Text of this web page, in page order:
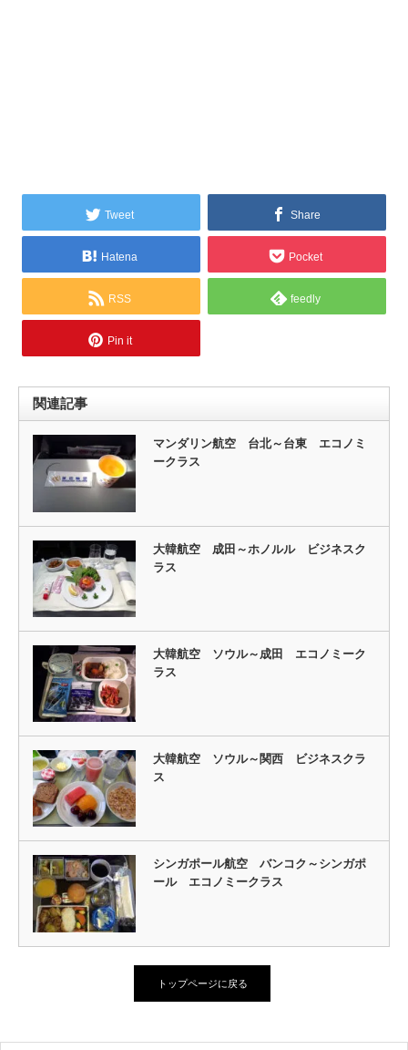
Tweet Share
Hatena Pocket
RSS feedly
Pin it
関連記事
マンダリン航空 台北～台東 エコノミ
ークラス
大韓航空 成田～ホノルル ビジネスク
ラス
大韓航空 ソウル～成田 エコノミーク
ラス
大韓航空 ソウル～関西 ビジネスクラ
ス
シンガポール航空 バンコク～シンガポ
ール エコノミークラス
トップページに戻る